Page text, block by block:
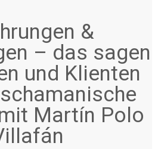
&
– das sagen
und Klienten
Martín Polo